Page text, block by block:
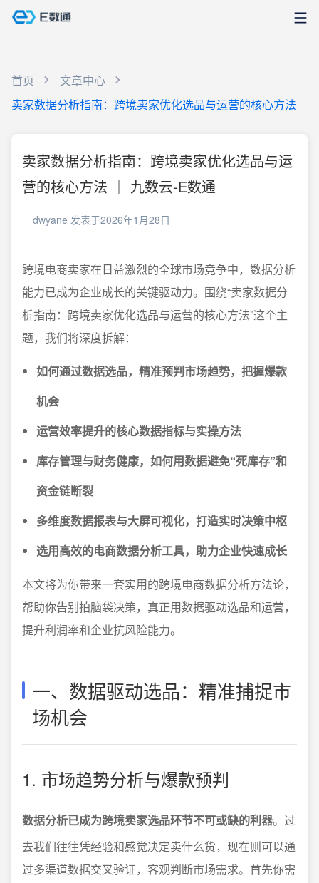
首页
文章中心
卖家数据分析指南：跨境卖家优化选品与运营的核心方法
卖家数据分析指南：跨境卖家优化选品与运
营的核心方法 ｜ 九数云-E数通
dwyane 发表于2026年1月28日
跨境电商卖家在日益激烈的全球市场竞争中，数据分析
能力已成为企业成长的关键驱动力。围绕“卖家数据分
析指南：跨境卖家优化选品与运营的核心方法”这个主
题，我们将深度拆解：
如何通过数据选品，精准预判市场趋势，把握爆款
机会
运营效率提升的核心数据指标与实操方法
库存管理与财务健康，如何用数据避免“死库存”和
资金链断裂
多维度数据报表与大屏可视化，打造实时决策中枢
选用高效的电商数据分析工具，助力企业快速成长
本文将为你带来一套实用的跨境电商数据分析方法论，
帮助你告别拍脑袋决策，真正用数据驱动选品和运营，
提升利润率和企业抗风险能力。
一、数据驱动选品：精准捕捉市
场机会
1. 市场趋势分析与爆款预判
数据分析已成为跨境卖家选品环节不可或缺的利器。过
去我们往往凭经验和感觉决定卖什么货，现在则可以通
过多渠道数据交叉验证，客观判断市场需求。首先你需